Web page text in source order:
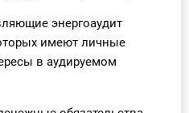
энергоаудит
имеют личные
в аудируемом